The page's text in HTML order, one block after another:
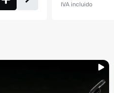
IVA incluido